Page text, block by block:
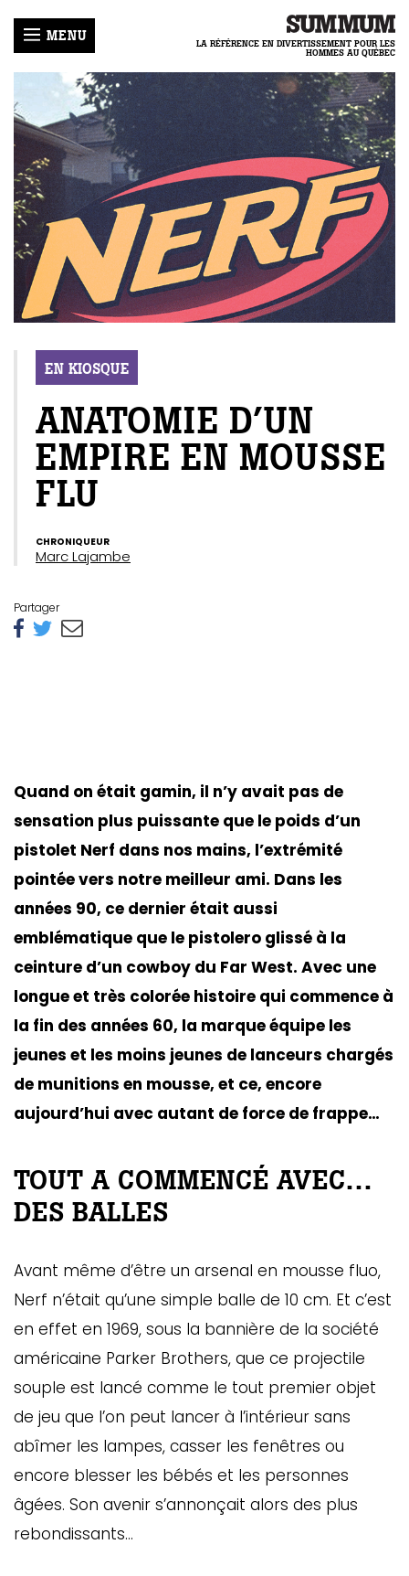
MENU
LA RÉFÉRENCE EN DIVERTISSEMENT POUR LES
HOMMES AU QUÉBEC
EN KIOSQUE
ANATOMIE D’UN
EMPIRE EN MOUSSE
FLU
CHRONIQUEUR
Marc Lajambe
Partager
Quand on était gamin, il n’y avait pas de
sensation plus puissante que le poids d’un
pistolet Nerf dans nos mains, l’extrémité
pointée vers notre meilleur ami. Dans les
années 90, ce dernier était aussi
emblématique que le pistolero glissé à la
ceinture d’un cowboy du Far West. Avec une
longue et très colorée histoire qui commence à
la fin des années 60, la marque équipe les
jeunes et les moins jeunes de lanceurs chargés
de munitions en mousse, et ce, encore
aujourd’hui avec autant de force de frappe…
TOUT A COMMENCÉ AVEC…
DES BALLES
Avant même d’être un arsenal en mousse fluo,
Nerf n’était qu’une simple balle de 10 cm. Et c’est
en effet en 1969, sous la bannière de la société
américaine Parker Brothers, que ce projectile
souple est lancé comme le tout premier objet
de jeu que l’on peut lancer à l’intérieur sans
abîmer les lampes, casser les fenêtres ou
encore blesser les bébés et les personnes
âgées. Son avenir s’annonçait alors des plus
rebondissants…